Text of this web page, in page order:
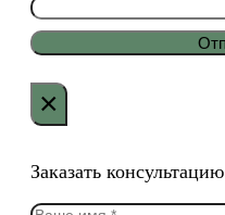
×
Заказать консультацию